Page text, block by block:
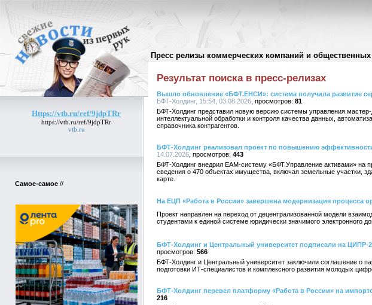
Пресс релизы коммерческих компаний и общественных
Https://vtb.ru/ref/9jdpTRr
https://vtb.ru/ref/9jdpTRr
vtb.ru
Самое-самое //
Поиск в пресс-релизах//
Результат поиска в пресс-релизах
Вышло обновление «БФТ.ЕНСИ»: система получила развитие
БФТ-Холдинг, 15:54, 03.08.2026
81
БФТ-Холдинг представил новую версию системы управления
интеллектуальной обработки и контроля качества данных,
справочника контрагентов.
БФТ-Холдинг реализовал проект по повышению
14.07.2026
443
БФТ-Холдинг внедрил EAM-систему «БФТ.Управление активами» на
сведения о 470 объектах имущества, включая земельные участки,
карте.
На ЕЦП «Работа в России» завершена модернизация процесса
Проект направлен на переход от децентрализованной модели
студентами к единой системе юридически значимого электронного
БФТ-Холдинг и Центральный университет подписали на ЦИПР-
566
БФТ-Холдинг и Центральный университет заключили соглашение о
подготовки ИТ-специалистов и комплексного развития молодых
БФТ-Холдинг перевел платформу «Работа в России» на
216